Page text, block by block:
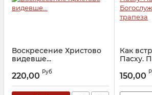
Воскресение Христово
видевше...
16817
220,00 Руб
Как
Пасху.
трапеза
Артикул:
150,00